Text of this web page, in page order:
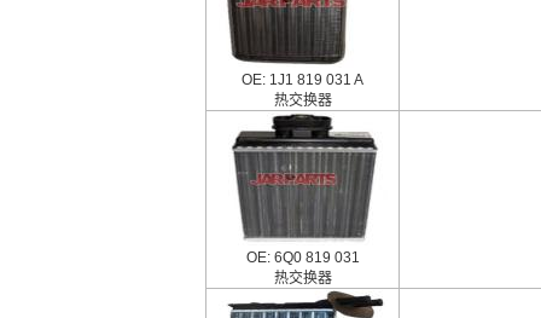
OE: 1J1 819 031 A
热交换器
OE: 6Q0 819 031
热交换器